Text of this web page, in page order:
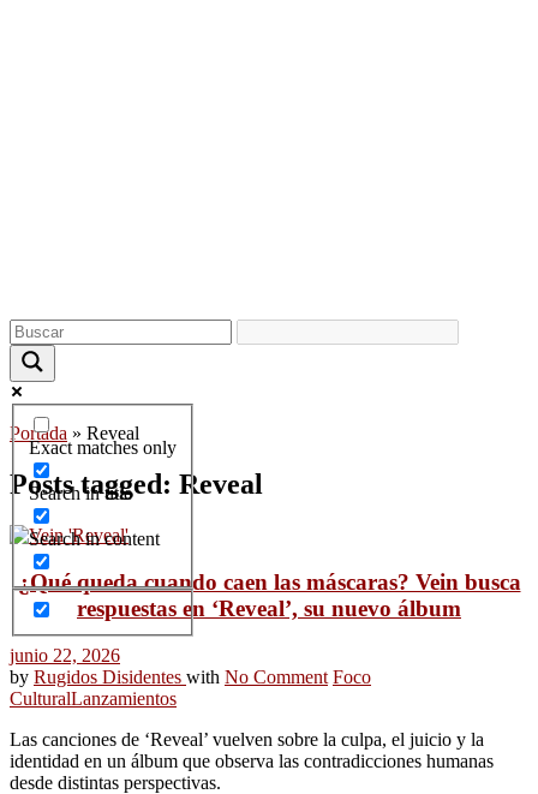
Exact matches only
Search in title
Search in content
Portada » Reveal
Posts tagged: Reveal
¿Qué queda cuando caen las máscaras? Vein busca
respuestas en ‘Reveal’, su nuevo álbum
junio 22, 2026
by Rugidos Disidentes with No Comment Foco
CulturalLanzamientos
Las canciones de ‘Reveal’ vuelven sobre la culpa, el juicio y la
identidad en un álbum que observa las contradicciones humanas
desde distintas perspectivas.